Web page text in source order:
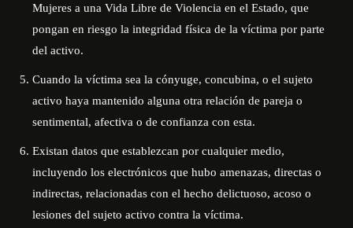
Mujeres a una Vida Libre de Violencia en el Estado, que
pongan en riesgo la integridad física de la víctima por parte
del activo.
Cuando la víctima sea la cónyuge, concubina, o el sujeto
activo haya mantenido alguna otra relación de pareja o
sentimental, afectiva o de confianza con esta.
Existan datos que establezcan por cualquier medio,
incluyendo los electrónicos que hubo amenazas, directas o
indirectas, relacionadas con el hecho delictuoso, acoso o
lesiones del sujeto activo contra la víctima.